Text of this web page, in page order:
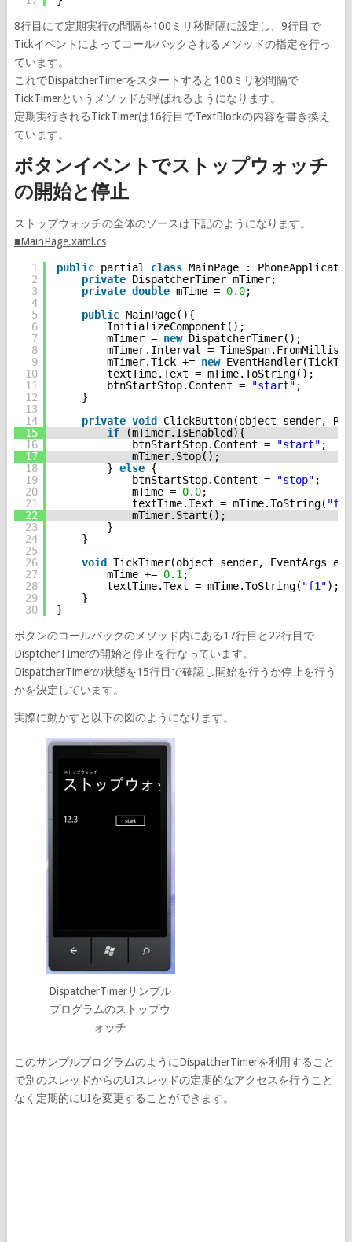
8行目にて定期実行の間隔を100ミリ秒間隔に設定し、9行目で
Tickイベントによってコールバックされるメソッドの指定を行っ
ています。
これでDispatcherTimerをスタートすると100ミリ秒間隔で
TickTimerというメソッドが呼ばれるようになります。
定期実行されるTickTimerは16行目でTextBlockの内容を書き換え
ています。
ボタンイベントでストップウォッチ
の開始と停止
ストップウォッチの全体のソースは下記のようになります。
■MainPage.xaml.cs
1
2
3
4
5
6
7
8
9
10
11
12
13
14
15
16
17
18
19
20
21
22
23
24
25
26
27
28
29
30
public partial class MainPage :
private DispatcherTimer mTimer;
private double mTime = 0.0;
public MainPage(){
InitializeComponent();
mTimer = new DispatcherTimer();
mTimer.Interval =
mTimer.Tick += new
textTime.Text = mTime.ToString();
btnStartStop.Content =
"start" ;
}
private void
ClickButton(object sender,
if
(mTimer.IsEnabled){
btnStartStop.Content =
"start" ;
mTimer.Stop();
} else {
btnStartStop.Content =
"stop" ;
mTime = 0.0;
textTime.Text = mTime.ToString( "f1"
mTimer.Start();
}
}
void
TickTimer(object sender, EventArgs e)
mTime += 0.1 ;
textTime.Text = mTime.ToString( "f1");
}
}
ボタンのコールバックのメソッド内にある17行目と22行目で
DisptcherTImerの開始と停止を行なっています。
DispatcherTimerの状態を15行目で確認し開始を行うか停止を行う
かを決定しています。
実際に動かすと以下の図のようになります。
DispatcherTimerサンプル
プログラムのストップウ
ォッチ
このサンプルプログラムのようにDispatcherTimerを利用すること
で別のスレッドからのUIスレッドの定期的なアクセスを行うこと
なく定期的にUIを変更することができます。